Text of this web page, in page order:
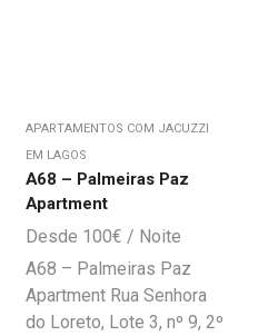
APARTAMENTOS COM JACUZZI
EM LAGOS
A68 – Palmeiras Paz
Apartment
100€
A68 – Palmeiras Paz
Apartment Rua Senhora
do Loreto, Lote 3, nº 9, 2º